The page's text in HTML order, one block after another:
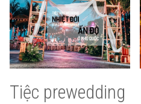
Tiệc prewedding